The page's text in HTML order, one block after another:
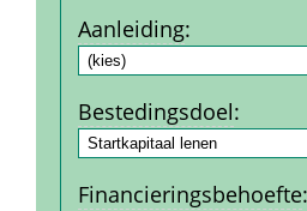
Aanleiding:
Bestedings­doel:
Financierings­behoefte: